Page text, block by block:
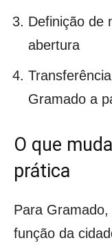
Definição de
abertura
Gramado a
O que
prática
Para
função da